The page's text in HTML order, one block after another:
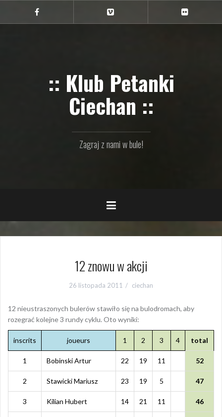
treści
Ciechan
na
na
na
:: Klub Petanki
Ciechan ::
Zagraj z nami w bule!
12 znowu w akcji
26 listopada 2011 ciechan
12 nieustraszonych bulerów stawiło się na bulodromach, aby
rozegrać kolejne 3 rundy cyklu. Oto wyniki:
inscrits joueurs 1 2 3 4 total
1 Bobinski Artur 22 19 11 52
2 Stawicki Mariusz 23 19 5 47
3 Kilian Hubert 14 21 11 46